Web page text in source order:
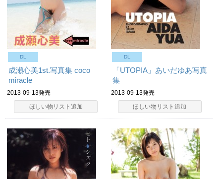
DL
成瀬心美1st.写真集 coco
miracle
2013-09-13発売
ほしい物リスト追加
DL
「UTOPIA」あいだゆあ写真
集
2013-09-13発売
ほしい物リスト追加